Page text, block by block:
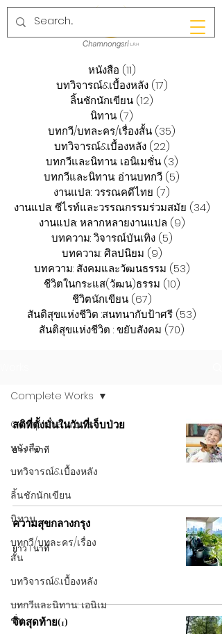
หนังสือ (11)
บทวิจารณ์&เบื้องหลัง (17)
ลิ้นชักนักเขียน (12)
นิทาน (7)
บทกวี/บทละคร/เรื่องสั้น (35)
บทวิจารณ์&เบื้องหลัง (22)
บทกวีและนิทาน: เอนิเมชั่น (3)
บทกวีและนิทาน: อ่านบทกวี (5)
งานแปล: วรรณคดีไทย (7)
งานแปล: ซีไรท์และวรรณกรรมร่วมสมัย (34)
งานแปล: หลากหลายงานแปล (9)
บทความ: วิจารณ์บันเทิง (5)
บทความ: ศิลปนิยม (9)
บทความ: สังคมและวัฒนธรรม (53)
ชีวิตในกระแส(วัฒน)ธรรม (10)
ชีวิตนักเขียน (67)
สันติสุขแห่งชีวิต :สนทนากับป้าศรี (53)
สันติสุขแห่งชีวิต : ขยับสังคม (70)
Complete Works
หนังสือ
บทวิจารณ์&เบื้องหลัง
ลิ้นชักนักเขียน
นิทาน
บทกวี/บทละคร/เรื่อง
สั้น
บทวิจารณ์&เบื้องหลัง
บทกวีและนิทาน: เอนิเม
ชั่น
Complete Works
สติที่ตั้งมั่นในวันที่เจ็บป่วย
ยาว 1 นาที
ความสุขกลางกรุง
ยาว 1 นาที
จิตสุดท้าย(1)